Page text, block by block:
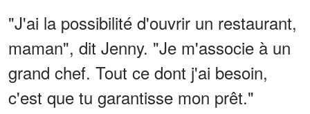
"J'ai la possibilité d'ouvrir un restaurant,
maman", dit Jenny. "Je m'associe à un
grand chef. Tout ce dont j'ai besoin,
c'est que tu garantisse mon prêt."